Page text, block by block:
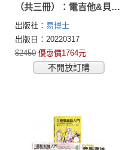
（共三冊）：電吉他&貝斯
調修改製+貝斯過門+流
行‧搖滾音樂理論
出版社： 易博士
出版日：20220317
$2450 優惠價1764元
不開放訂購